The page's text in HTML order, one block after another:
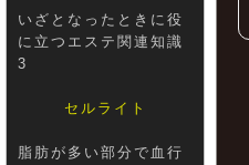
いざとなったときに役
に立つエステ関連知識
3
セルライト
脂肪が多い部分で血行